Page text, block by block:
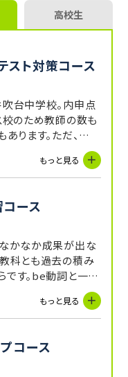
高校生
スト対策コース
台中学校。内申点
校のため教師の数も
ります。ただ、問題
の高さの方が特徴的
均点が大幅に下がる
揺さぶられることの
もっと見る
コース
かなか成果が出な
科とも過去の積み
す。be動詞と一般
めないのは当然で
があれば、方程式の
必要な学年まで戻っ
もっと見る
コース